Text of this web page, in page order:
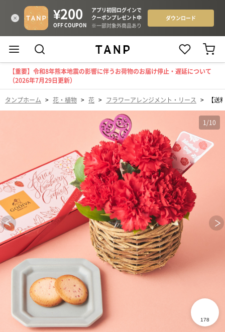
【重要】令和8年熊本地震の影響に伴うお荷物のお届け停止・遅延について
（2026年7月29日更新）
タンプホーム > 花・植物 > 花 > フラワーアレンジメント・リース > 【
1 /10